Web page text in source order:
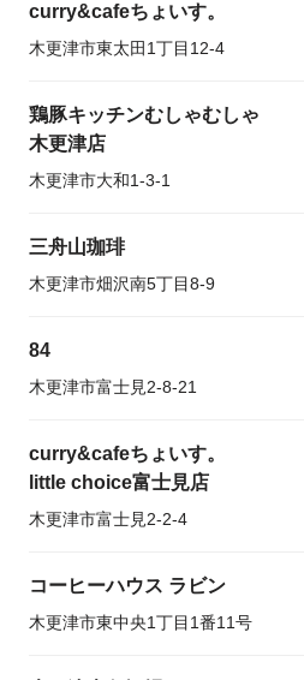
curry&cafeちょいす。
木更津市東太田1丁目12-4
鶏豚キッチンむしゃむしゃ
木更津店
木更津市大和1-3-1
三舟山珈琲
木更津市畑沢南5丁目8-9
84
木更津市富士見2-8-21
curry&cafeちょいす。
little choice富士見店
木更津市富士見2-2-4
コーヒーハウス ラビン
木更津市東中央1丁目1番11号